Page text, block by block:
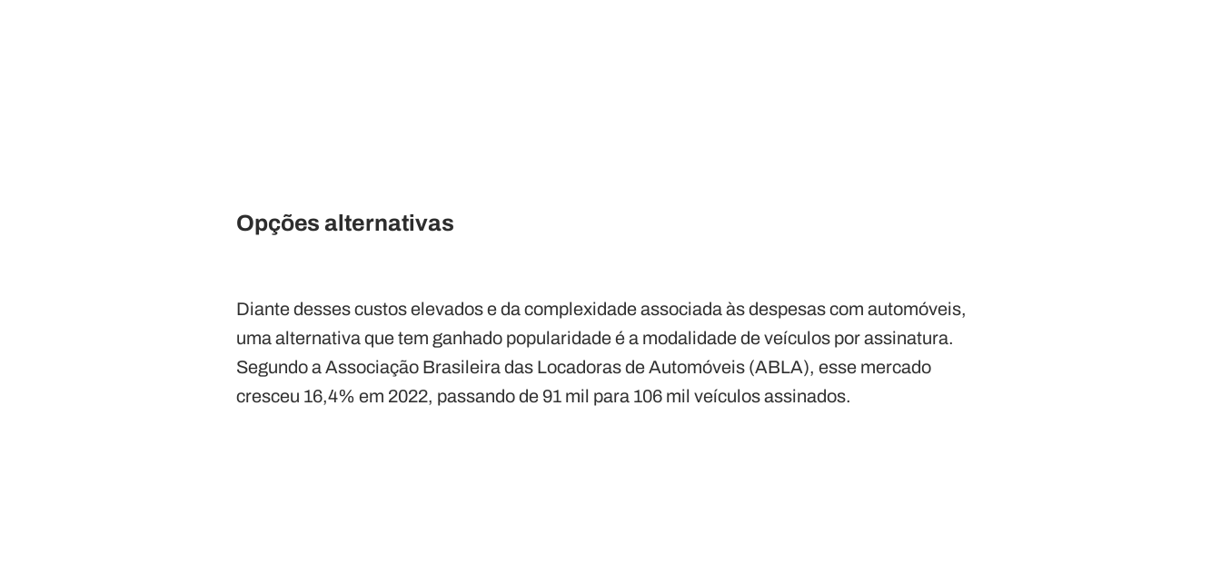
Opções alternativas
Diante desses custos elevados e da complexidade associada às despesas com automóveis,
uma alternativa que tem ganhado popularidade é a modalidade de veículos por assinatura.
Segundo a Associação Brasileira das Locadoras de Automóveis (ABLA), esse mercado
cresceu 16,4% em 2022, passando de 91 mil para 106 mil veículos assinados.